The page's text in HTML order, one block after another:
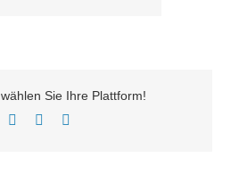
Sie Ihre Plattform!
Facebook
Twitter